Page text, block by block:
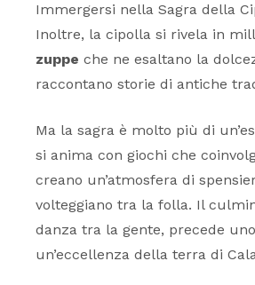
Immergersi nella Sagra della
Inoltre, la cipolla si rivela in
zuppe che ne esaltano la
raccontano storie di antiche
Ma la sagra è molto più di
si anima con giochi che
creano un’atmosfera di
volteggiano tra la folla. Il
danza tra la gente, precede
un’eccellenza della terra di